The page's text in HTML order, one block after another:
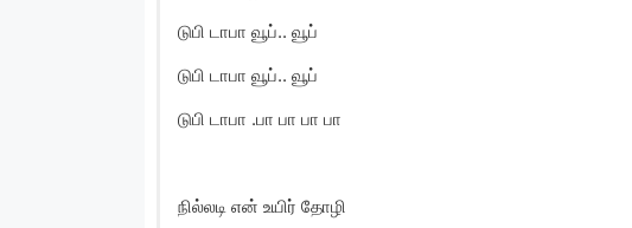
டுபி டாபா வூப்.. வூப்
டுபி டாபா வூப்.. வூப்
டுபி டாபா .பா பா பா பா
நில்லடி என் உயிர் தோழி